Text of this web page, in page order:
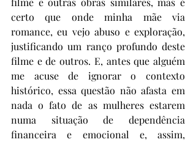
certo que onde minha mãe via
romance, eu vejo abuso e exploração,
justificando um ranço profundo deste
filme e de outros. E, antes que alguém
me acuse de ignorar o contexto
histórico, essa questão não afasta em
nada o fato de as mulheres estarem
numa situação de dependência
financeira e emocional e, assim,